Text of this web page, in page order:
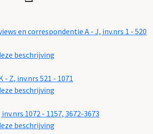
en correspondentie A - J, inv.nrs 1 - 520
beschrijving
Z, inv.nrs 521 - 1071
beschrijving
1072 - 1157, 3672-3673
beschrijving